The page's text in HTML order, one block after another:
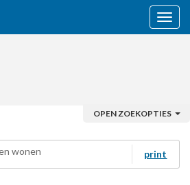
OPEN ZOEKOPTIES
wonen print